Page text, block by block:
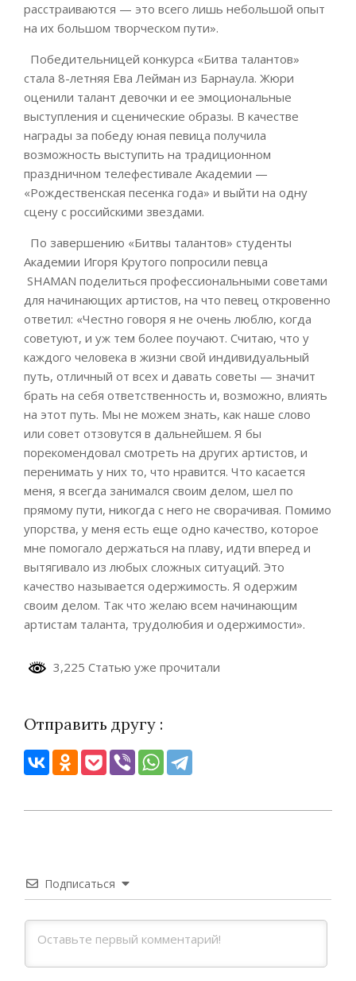
расстраиваются — это всего лишь небольшой опыт
на их большом творческом пути».
Победительницей конкурса «Битва талантов»
стала 8-летняя Ева Лейман из Барнаула. Жюри
оценили талант девочки и ее эмоциональные
выступления и сценические образы. В качестве
награды за победу юная певица получила
возможность выступить на традиционном
праздничном телефестивале Академии —
«Рождественская песенка года» и выйти на одну
сцену с российскими звездами.
По завершению «Битвы талантов» студенты
Академии Игоря Крутого попросили певца
SHAMAN поделиться профессиональными советами
для начинающих артистов, на что певец откровенно
ответил: «Честно говоря я не очень люблю, когда
советуют, и уж тем более поучают. Считаю, что у
каждого человека в жизни свой индивидуальный
путь, отличный от всех и давать советы — значит
брать на себя ответственность и, возможно, влиять
на этот путь. Мы не можем знать, как наше слово
или совет отзовутся в дальнейшем. Я бы
порекомендовал смотреть на других артистов, и
перенимать у них то, что нравится. Что касается
меня, я всегда занимался своим делом, шел по
прямому пути, никогда с него не сворачивая. Помимо
упорства, у меня есть еще одно качество, которое
мне помогало держаться на плаву, идти вперед и
вытягивало из любых сложных ситуаций. Это
качество называется одержимость. Я одержим
своим делом. Так что желаю всем начинающим
артистам таланта, трудолюбия и одержимости».
3,225 Статью уже прочитали
Отправить другу :
Подписаться